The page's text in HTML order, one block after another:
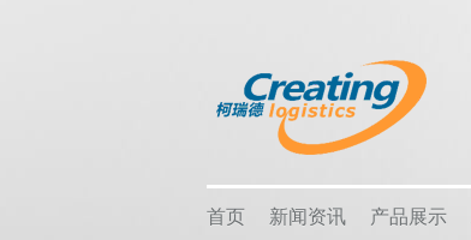
首页 新闻资讯 产品展示